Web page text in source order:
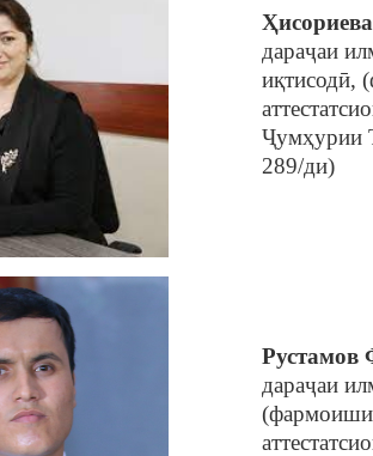
дараҷаи
иқтисодӣ,
Ҷумҳурии
289/ди)
Рустамов
дараҷаи